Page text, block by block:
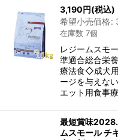
3,190円(税込)
希望小売価格:
在庫数 7個
レジームスモ
準適合総合栄
療法食◇成犬
ージを与えな
エット用食事
最短賞味
ムスモール チ